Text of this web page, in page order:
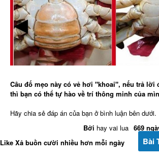
Câu đố mẹo này có vẻ hơi "khoai", nếu trả lời
thì bạn có thể tự hào về trí thông minh của
Hãy chia sẻ đáp án của bạn ở bình luận bên dưới.
▶
669
Bởi hay vai lua
Bài
Like Xả buồn cười nhiều hơn mỗi ngày